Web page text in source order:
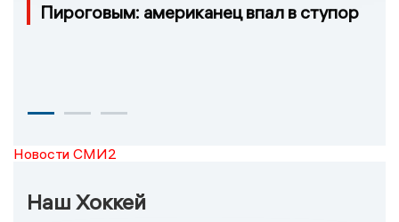
Пироговым: американец впал в ступор
Новости СМИ2
Наш Хоккей